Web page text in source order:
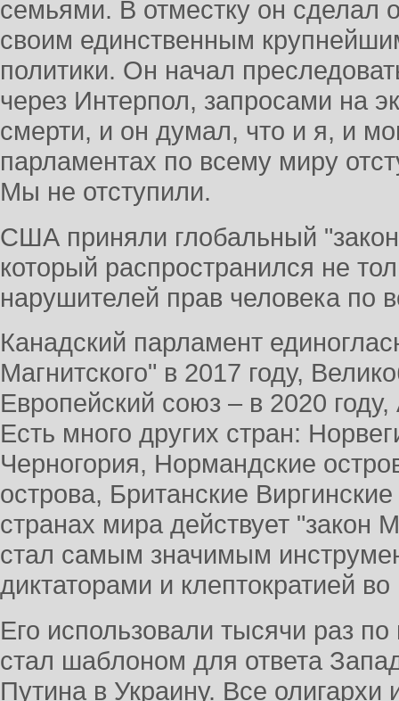
семьями. В отместку он сделал
своим единственным
политики. Он начал
через Интерпол, запросами на
смерти, и он думал, что и я, и
парламентах по всему миру
Мы не отступили.
США приняли глобальный "закон
который распространился не
нарушителей прав человека по
Канадский парламент
Магнитского" в 2017 году,
Европейский союз – в 2020
Есть много других стран:
Черногория, Нормандские
острова, Британские
странах мира действует "закон
стал самым значимым
диктаторами и клептократией
Его использовали тысячи раз
стал шаблоном для ответа
Путина в Украину. Все олигархи